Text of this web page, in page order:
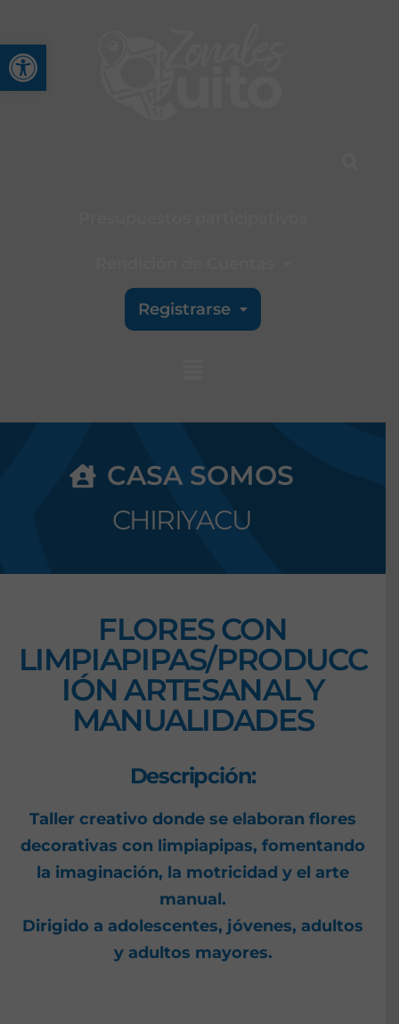
Abrir barra de
Registrarse
CASA SOMOS
CHIRIYACU
FLORES CON
LIMPIAPIPAS/PRODUCC
IÓN ARTESANAL Y
MANUALIDADES
Descripción:
Taller creativo donde se elaboran flores
decorativas con limpiapipas, fomentando
la imaginación, la motricidad y el arte
manual.
Dirigido a adolescentes, jóvenes, adultos
y adultos mayores.